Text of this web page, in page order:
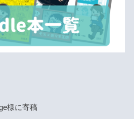
様に寄稿